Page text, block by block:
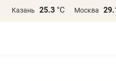
Казань 25.3 °С Москва